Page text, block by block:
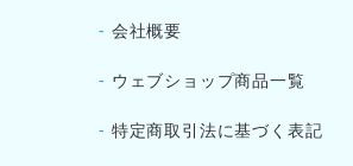
- 会社概要
- ウェブショップ商品一覧
- 特定商取引法に基づく表記